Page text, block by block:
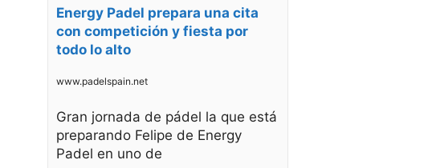
Energy Padel prepara una cita
con competición y fiesta por
todo lo alto
www.padelspain.net
Gran jornada de pádel la que está
preparando Felipe de Energy
Padel en uno de